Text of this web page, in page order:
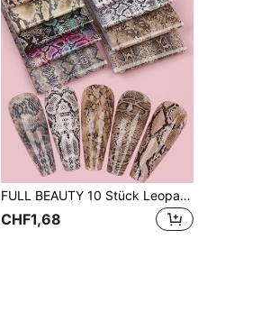
FULL BEAUTY 10 Stück Leopardenmuster Transferfolie (ohne Klebstoff), für Nail Art Dekoration, DIY Nail Charms, Nail Gems, Nail Zubehör, Nägel, Nail Sticker
CHF1,68